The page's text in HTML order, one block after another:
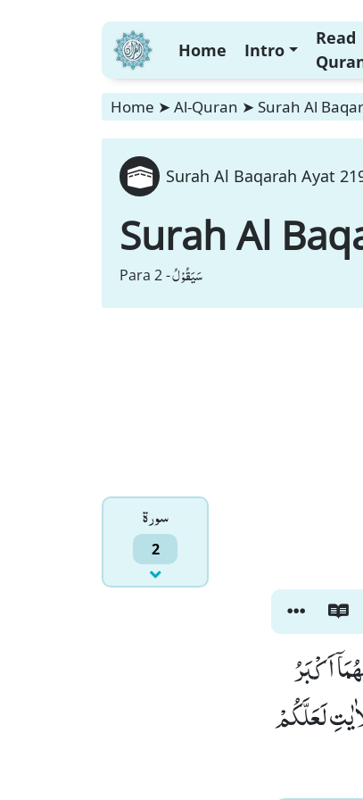
Home Intro
Read
Home ➤ Al-Quran ➤ Surah Al
Surah Al Baqarah Ayat
Surah Al
Para 2 -سَیَقُوْلُ
سورۃ
2
اَكْبَرُ
لَعَلَّكُمْ